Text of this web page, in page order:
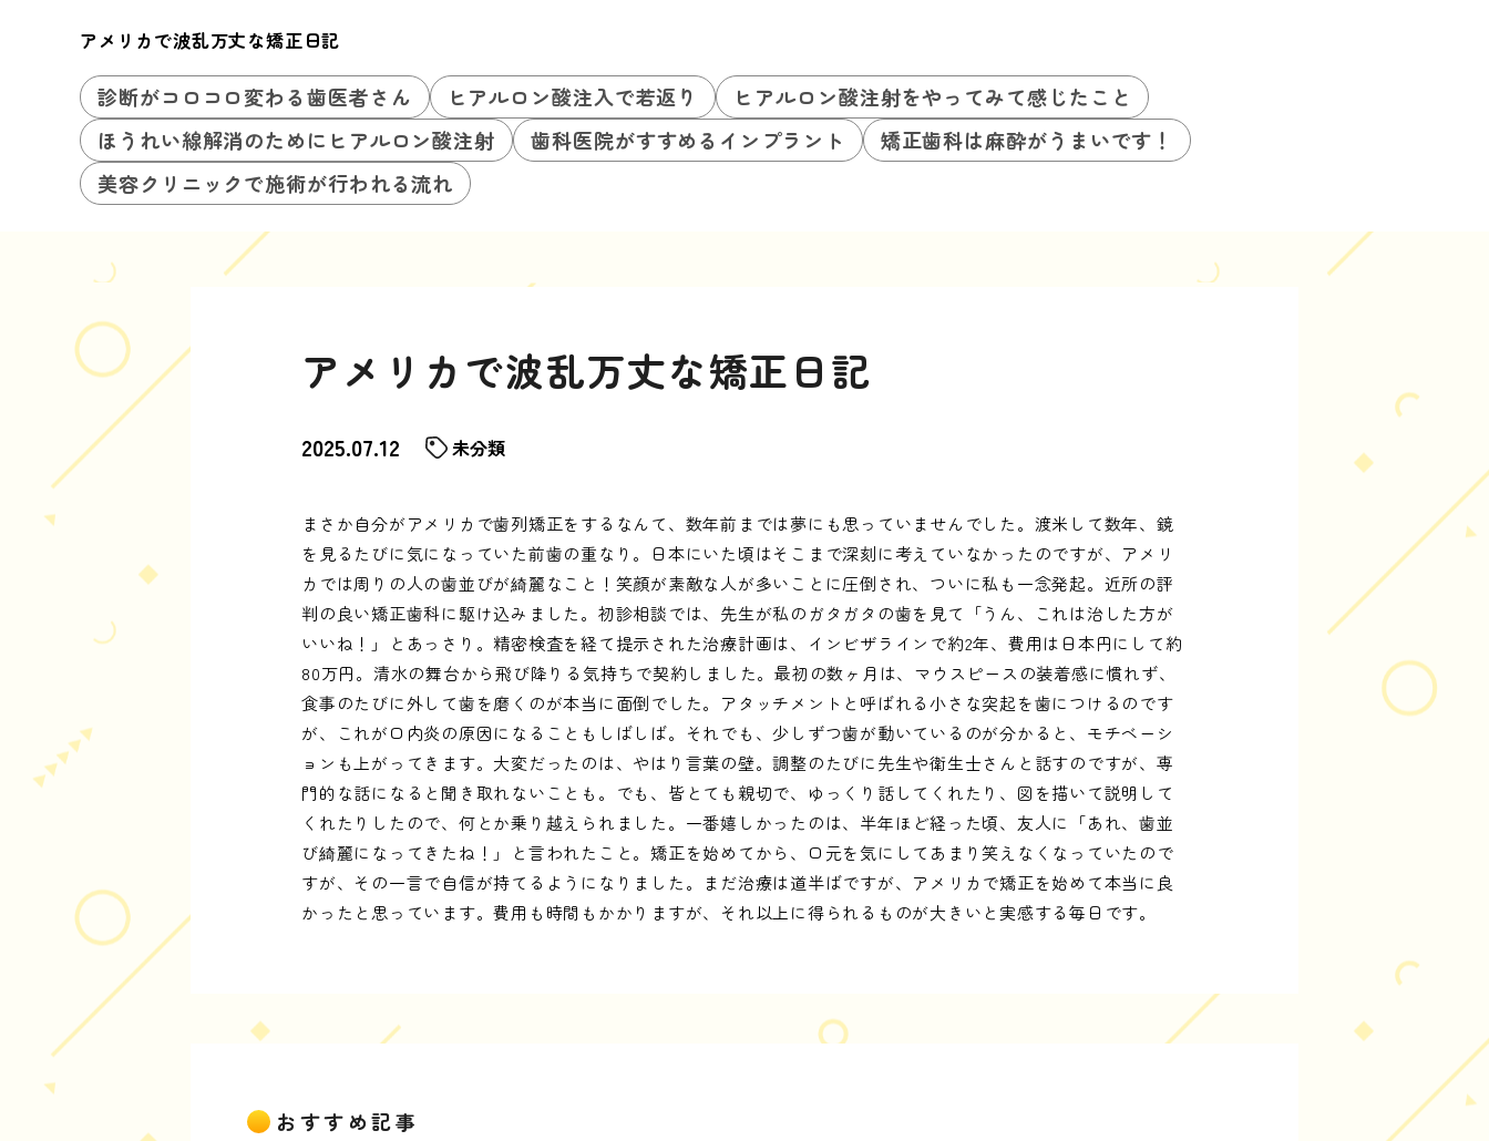
アメリカで波乱万丈な矯正日記
診断がコロコロ変わる歯医者さん ヒアルロン酸注入で若返り
ヒアルロン酸注射をやってみて感じたこと
ほうれい線解消のためにヒアルロン酸注射
歯科医院がすすめるインプラント
矯正歯科は麻酔がうまいです！
美容クリニックで施術が行われる流れ
アメリカで波乱万丈な矯正日記
2025.07.12 未分類
まさか自分がアメリカで歯列矯正をするなんて、数年前までは夢にも思っていませんでした。渡米して数年、鏡
を見るたびに気になっていた前歯の重なり。日本にいた頃はそこまで深刻に考えていなかったのですが、アメリ
カでは周りの人の歯並びが綺麗なこと！笑顔が素敵な人が多いことに圧倒され、ついに私も一念発起。近所の評
判の良い矯正歯科に駆け込みました。初診相談では、先生が私のガタガタの歯を見て「うん、これは治した方が
いいね！」とあっさり。精密検査を経て提示された治療計画は、インビザラインで約2年、費用は日本円にして約
80万円。清水の舞台から飛び降りる気持ちで契約しました。最初の数ヶ月は、マウスピースの装着感に慣れず、
食事のたびに外して歯を磨くのが本当に面倒でした。アタッチメントと呼ばれる小さな突起を歯につけるのです
が、これが口内炎の原因になることもしばしば。それでも、少しずつ歯が動いているのが分かると、モチベーシ
ョンも上がってきます。大変だったのは、やはり言葉の壁。調整のたびに先生や衛生士さんと話すのですが、専
門的な話になると聞き取れないことも。でも、皆とても親切で、ゆっくり話してくれたり、図を描いて説明して
くれたりしたので、何とか乗り越えられました。一番嬉しかったのは、半年ほど経った頃、友人に「あれ、歯並
び綺麗になってきたね！」と言われたこと。矯正を始めてから、口元を気にしてあまり笑えなくなっていたので
すが、その一言で自信が持てるようになりました。まだ治療は道半ばですが、アメリカで矯正を始めて本当に良
かったと思っています。費用も時間もかかりますが、それ以上に得られるものが大きいと実感する毎日です。
おすすめ記事